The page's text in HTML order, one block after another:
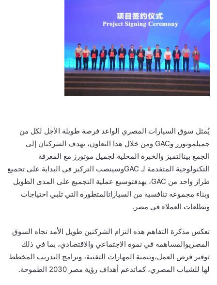
يُمثل سوق السيارات المصري الواعد فرصة طويلة الأجل لكل من
جميلموتورز وGAC ومن خلال هذا التعاون، تهدف الشركتان إلى
الجمع بينالتميز والخبرة المحلية لجميل موتورز مع المعرفة
التكنولوجية المتقدمة لـ GACوسينصب التركيز في البداية على تجميع
طراز واحد من ، بهدفتوسيع عملية التجميع على المدى الطويل
وبناء مجموعة تنافسية من السياراتالمتطورة التي تلبي احتياجات
وتطلعات العملاء في مصر .
تعكس مذكرة التفاهم هذه التزام الشركتين طويل الأمد تجاه السوق
المصريوالمساهمة في نموه الاجتماعي والاقتصادي، بما في ذلك
توفير فرص العمل،وتنمية المهارات التقنية، وبرامج التدريب المخطط
لها للشباب المصري، كماتدعم أهداف رؤية مصر الطموحة.